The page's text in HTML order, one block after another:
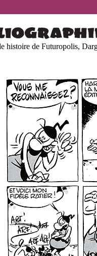
histoire de Futuropolis,